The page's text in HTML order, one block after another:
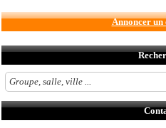
Annoncer un